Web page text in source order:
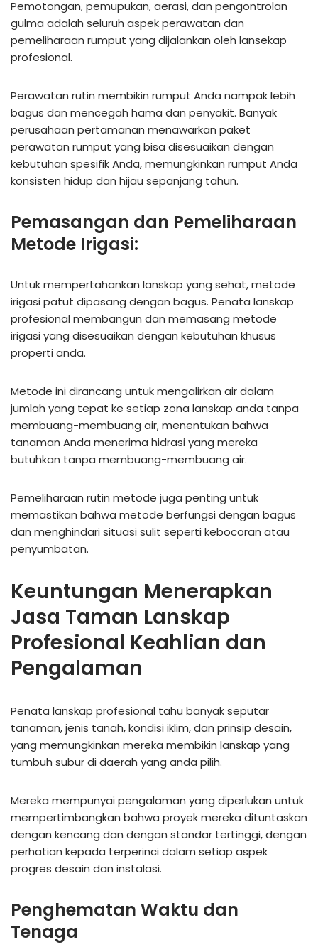
Pemotongan, pemupukan, aerasi, dan pengontrolan
gulma adalah seluruh aspek perawatan dan
pemeliharaan rumput yang dijalankan oleh lansekap
profesional.
Perawatan rutin membikin rumput Anda nampak lebih
bagus dan mencegah hama dan penyakit. Banyak
perusahaan pertamanan menawarkan paket
perawatan rumput yang bisa disesuaikan dengan
kebutuhan spesifik Anda, memungkinkan rumput Anda
konsisten hidup dan hijau sepanjang tahun.
Pemasangan dan Pemeliharaan
Metode Irigasi:
Untuk mempertahankan lanskap yang sehat, metode
irigasi patut dipasang dengan bagus. Penata lanskap
profesional membangun dan memasang metode
irigasi yang disesuaikan dengan kebutuhan khusus
properti anda.
Metode ini dirancang untuk mengalirkan air dalam
jumlah yang tepat ke setiap zona lanskap anda tanpa
membuang-membuang air, menentukan bahwa
tanaman Anda menerima hidrasi yang mereka
butuhkan tanpa membuang-membuang air.
Pemeliharaan rutin metode juga penting untuk
memastikan bahwa metode berfungsi dengan bagus
dan menghindari situasi sulit seperti kebocoran atau
penyumbatan.
Keuntungan Menerapkan
Jasa Taman Lanskap
Profesional Keahlian dan
Pengalaman
Penata lanskap profesional tahu banyak seputar
tanaman, jenis tanah, kondisi iklim, dan prinsip desain,
yang memungkinkan mereka membikin lanskap yang
tumbuh subur di daerah yang anda pilih.
Mereka mempunyai pengalaman yang diperlukan untuk
mempertimbangkan bahwa proyek mereka dituntaskan
dengan kencang dan dengan standar tertinggi, dengan
perhatian kepada terperinci dalam setiap aspek
progres desain dan instalasi.
Penghematan Waktu dan
Tenaga